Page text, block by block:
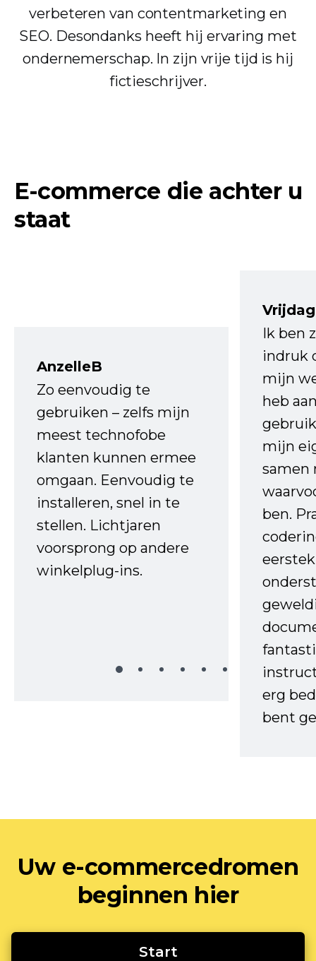
verbeteren van contentmarketing en
SEO. Desondanks heeft hij ervaring met
ondernemerschap. In zijn vrije tijd is hij
fictieschrijver.
E-commerce die achter u
staat
AnzelleB
Zo eenvoudig te
gebruiken – zelfs mijn
meest technofobe
klanten kunnen ermee
omgaan. Eenvoudig te
installeren, snel in te
stellen. Lichtjaren
voorsprong op andere
winkelplug-ins.
Ik ben
indruk
mijn
heb
mijn
samen
ben.
erg
bent
Uw e-commercedromen
beginnen hier
Start